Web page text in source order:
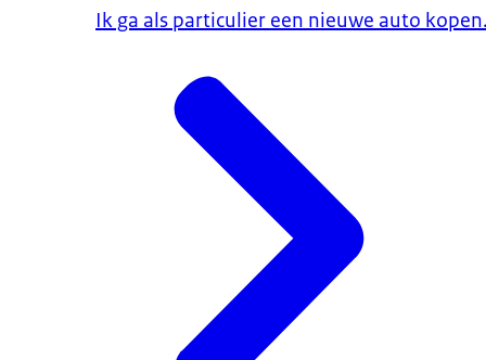
Ik ga als particulier een nieuwe auto